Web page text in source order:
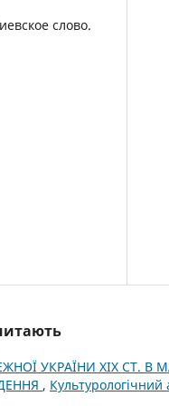
слово.
УКРАЇНИ ХІХ СТ. В
,